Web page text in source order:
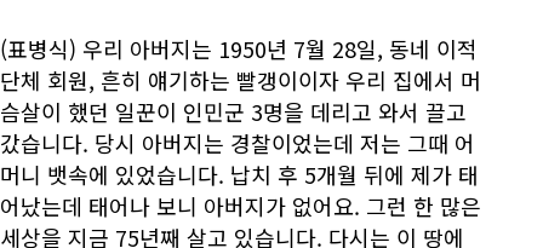
(표병식) 우리 아버지는 1950년 7월 28일, 동네 이적
단체 회원, 흔히 얘기하는 빨갱이이자 우리 집에서 머
슴살이 했던 일꾼이 인민군 3명을 데리고 와서 끌고
갔습니다. 당시 아버지는 경찰이었는데 저는 그때 어
머니 뱃속에 있었습니다. 납치 후 5개월 뒤에 제가 태
어났는데 태어나 보니 아버지가 없어요. 그런 한 많은
세상을 지금 75년째 살고 있습니다. 다시는 이 땅에